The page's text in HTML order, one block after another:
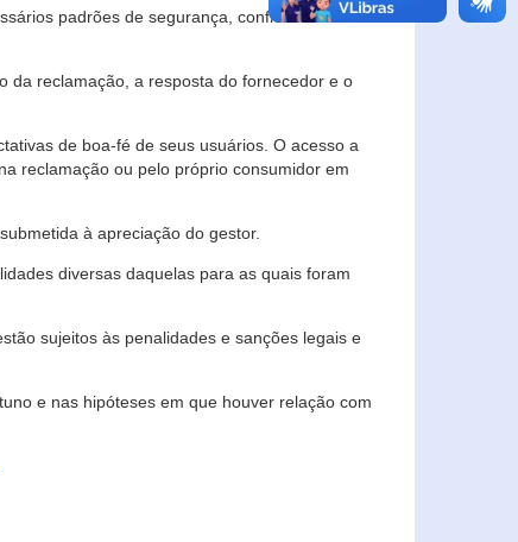
padrões de segurança, confidencialidade
da reclamação, a resposta do fornecedor e o
de boa-fé de seus usuários. O acesso a
reclamação ou pelo próprio consumidor em
à apreciação do gestor.
diversas daquelas para as quais foram
sujeitos às penalidades e sanções legais e
e nas hipóteses em que houver relação com